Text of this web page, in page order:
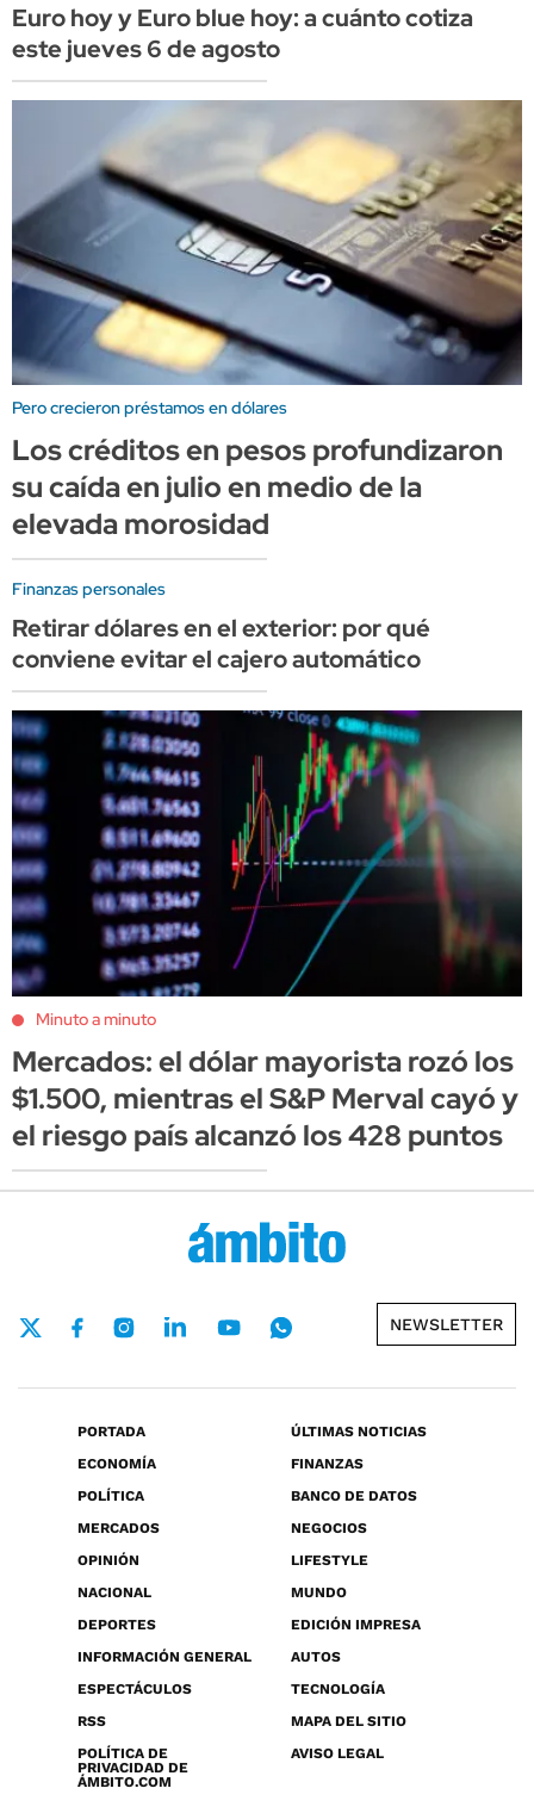
Euro hoy y Euro blue hoy: a cuánto cotiza
este jueves 6 de agosto
Pero crecieron préstamos en dólares
Los créditos en pesos profundizaron
su caída en julio en medio de la
elevada morosidad
Finanzas personales
Retirar dólares en el exterior: por qué
conviene evitar el cajero automático
Minuto a minuto
Mercados: el dólar mayorista rozó los
$1.500, mientras el S&P Merval cayó y
el riesgo país alcanzó los 428 puntos
NEWSLETTER
PORTADA
ÚLTIMAS NOTICIAS
ECONOMÍA
FINANZAS
POLÍTICA
BANCO DE DATOS
MERCADOS
NEGOCIOS
OPINIÓN
LIFESTYLE
NACIONAL
MUNDO
DEPORTES
EDICIÓN IMPRESA
INFORMACIÓN GENERAL
AUTOS
ESPECTÁCULOS
TECNOLOGÍA
RSS
MAPA DEL SITIO
POLÍTICA DE
PRIVACIDAD DE
ÁMBITO.COM
AVISO LEGAL